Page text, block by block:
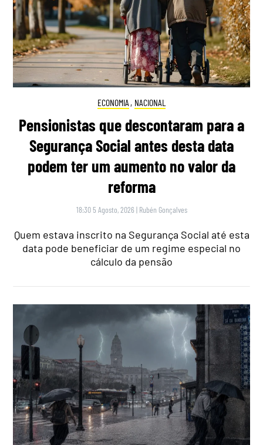
ECONOMIA , NACIONAL
Pensionistas que descontaram para a
Segurança Social antes desta data
podem ter um aumento no valor da
reforma
18:30 5 Agosto, 2026 | Rubén Gonçalves
Quem estava inscrito na Segurança Social até esta
data pode beneficiar de um regime especial no
cálculo da pensão